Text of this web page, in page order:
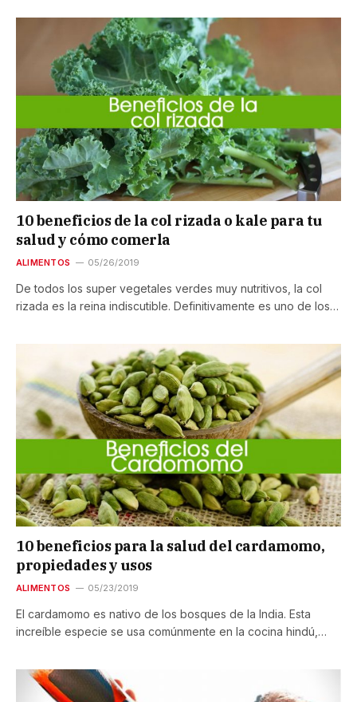
10 beneficios de la col rizada o kale para tu
salud y cómo comerla
ALIMENTOS 05/26/2019
De todos los super vegetales verdes muy nutritivos, la col
rizada es la reina indiscutible. Definitivamente es uno de los…
10 beneficios para la salud del cardamomo,
propiedades y usos
ALIMENTOS 05/23/2019
El cardamomo es nativo de los bosques de la India. Esta
increíble especie se usa comúnmente en la cocina hindú,…